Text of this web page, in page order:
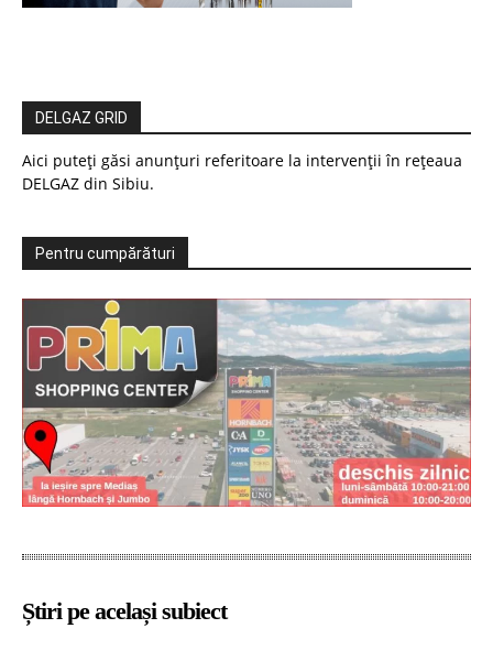
DELGAZ GRID
Aici puteți găsi anunțuri referitoare la intervenții în rețeaua
DELGAZ din Sibiu.
Pentru cumpărături
Știri pe același subiect